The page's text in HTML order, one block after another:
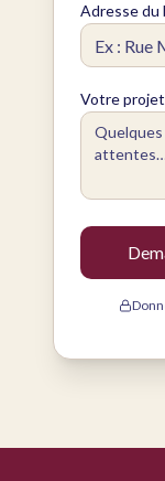
Adresse du
Votre